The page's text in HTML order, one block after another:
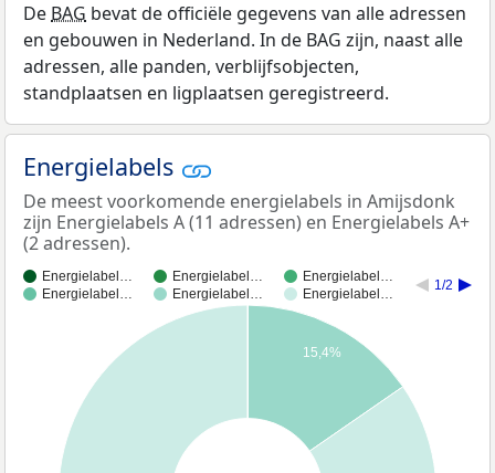
De BAG bevat de officiële gegevens van alle adressen
en gebouwen in Nederland. In de BAG zijn, naast alle
adressen, alle panden, verblijfsobjecten,
standplaatsen en ligplaatsen geregistreerd.
Energielabels
De meest voorkomende energielabels in Amijsdonk
zijn Energielabels A (11 adressen) en Energielabels A+
(2 adressen).
Energielabel… Energielabel…
Energielabel…
Energielabel…
Energielabel… Energielabel…
1/2
15,4%